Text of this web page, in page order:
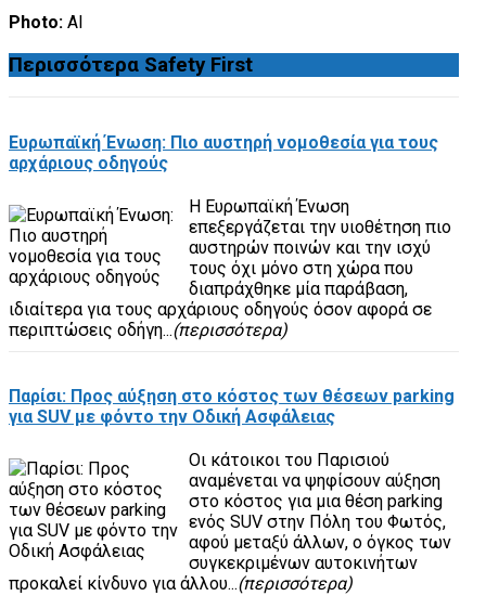
Photo: ΑΙ
Περισσότερα Safety First
Ευρωπαϊκή Ένωση: Πιο αυστηρή νομοθεσία για τους
αρχάριους οδηγούς
Η Ευρωπαϊκή Ένωση
επεξεργάζεται την υιοθέτηση πιο
αυστηρών ποινών και την ισχύ
τους όχι μόνο στη χώρα που
διαπράχθηκε μία παράβαση,
ιδιαίτερα για τους αρχάριους οδηγούς όσον αφορά σε
περιπτώσεις οδήγη...(περισσότερα)
Παρίσι: Προς αύξηση στο κόστος των θέσεων parking
για SUV με φόντο την Οδική Ασφάλειας
Οι κάτοικοι του Παρισιού
αναμένεται να ψηφίσουν αύξηση
στο κόστος για μια θέση parking
ενός SUV στην Πόλη του Φωτός,
αφού μεταξύ άλλων, ο όγκος των
συγκεκριμένων αυτοκινήτων
προκαλεί κίνδυνο για άλλου...(περισσότερα)